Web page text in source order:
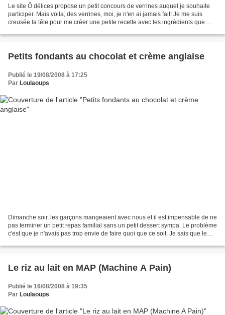
Le site Ô délices propose un petit concours de verrines auquel je souhaite
participer. Mais voila, des verrines, moi, je n'en ai jamais fait! Je me suis
creusée la tête pour me créer une petite recette avec les ingrédients que
Petits fondants au chocolat et crème anglaise
Publié le 19/08/2008 à 17:25
Par Loulaoups
Dimanche soir, les garçons mangeaient avec nous et il est impensable de ne
pas terminer un petit repas familial sans un petit dessert sympa. Le problème
c'est que je n'avais pas trop envie de faire quoi que ce soit. Je sais que le
Le riz au lait en MAP (Machine A Pain)
Publié le 16/08/2008 à 19:35
Par Loulaoups